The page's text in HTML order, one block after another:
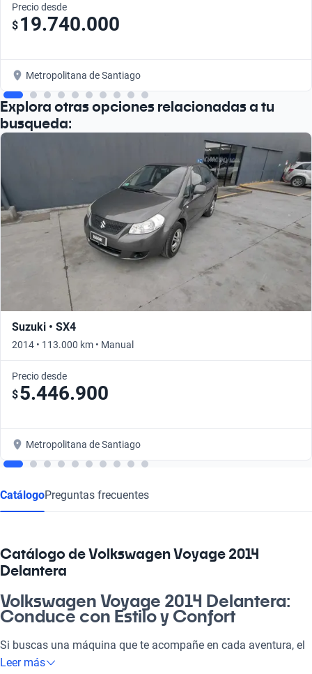
Precio desde
$ 19.740.000
Metropolitana de Santiago
Explora otras opciones relacionadas a tu
busqueda:
Suzuki • SX4
2014 • 113.000 km • Manual
Precio desde
$5.446.900
Metropolitana de Santiago
CatálogoPreguntas frecuentes
Catálogo de Volkswagen Voyage 2014
Delantera
Volkswagen Voyage 2014 Delantera:
Conduce con Estilo y Confort
Si buscas una máquina que te acompañe en cada aventura, el
Volkswagen Voyage 2014 Delantera es ideal. Su diseño
Leer más